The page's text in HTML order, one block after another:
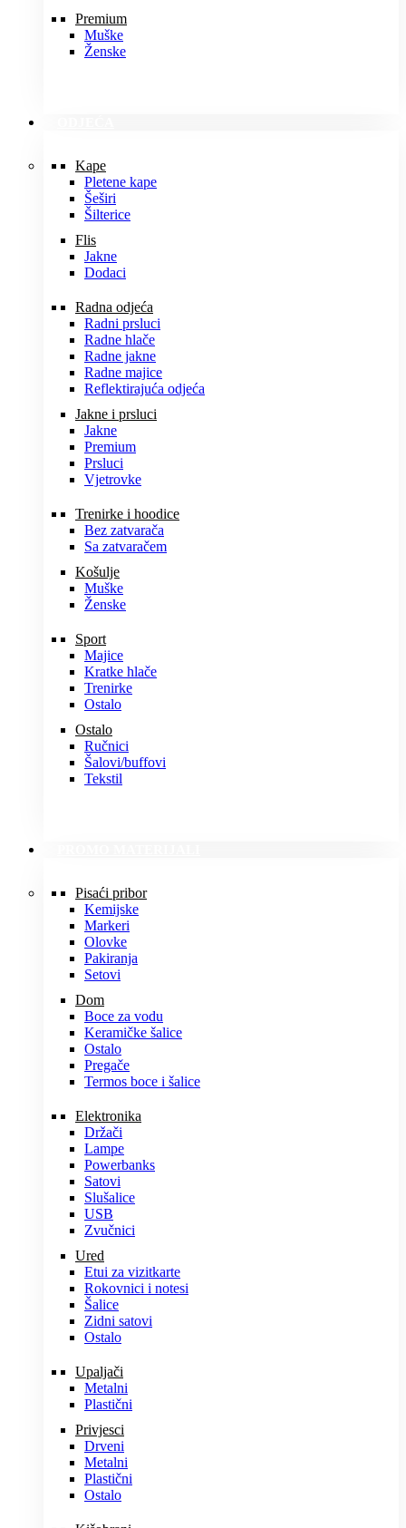
Premium
Muške
Ženske
Kape
Pletene kape
Šeširi
Šilterice
Flis
Jakne
Dodaci
Radna odjeća
Radni prsluci
Radne hlače
Radne jakne
Radne majice
Reflektirajuća odjeća
Jakne i prsluci
Jakne
Premium
Prsluci
Vjetrovke
Trenirke i hoodice
Bez zatvarača
Sa zatvaračem
Košulje
Muške
Ženske
Sport
Majice
Kratke hlače
Trenirke
Ostalo
Ostalo
Ručnici
Šalovi/buffovi
Tekstil
Pisaći pribor
Kemijske
Markeri
Olovke
Pakiranja
Setovi
Dom
Boce za vodu
Keramičke šalice
Ostalo
Pregače
Termos boce i šalice
Elektronika
Držači
Lampe
Powerbanks
Satovi
Slušalice
USB
Zvučnici
Ured
Etui za vizitkarte
Rokovnici i notesi
Šalice
Zidni satovi
Ostalo
Upaljači
Metalni
Plastični
Privjesci
Drveni
Metalni
Plastični
Ostalo